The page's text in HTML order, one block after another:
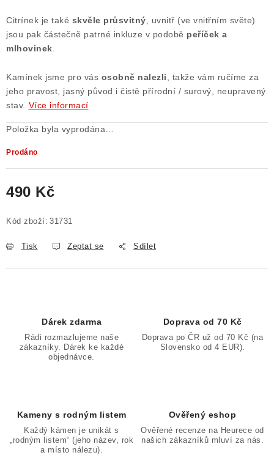
Citrínek je také skvěle průsvitný , uvnitř (ve vnitřním světe)
jsou pak částečně patrné inkluze v podobě peříček a
mlhovinek
Kamínek jsme pro vás osobně nalezli , takže vám ručíme za
jeho pravost, jasný původ i čistě přírodní / surový, neupravený
stav. Více informací
Položka byla vyprodána…
Prodáno
490 Kč
Kód zboží: 31731
Tisk Zeptat se Sdílet
Dárek zdarma
Rádi rozmazlujeme naše
zákazníky. Dárek ke každé
objednávce.
Doprava od 70 Kč
Doprava po ČR už od 70 Kč (na
Slovensko od 4 EUR).
Kameny s rodným listem
Každý kámen je unikát s
„rodným listem“ (jeho název, rok
a místo nálezu).
Ověřený eshop
Ověřené recenze na Heurece od
našich zákazníků mluví za nás.